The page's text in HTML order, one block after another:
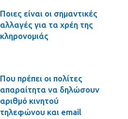
Ποιες είναι οι σημαντικές
αλλαγές για τα χρέη της
κληρονομιάς
Που πρέπει οι πολίτες
απαραίτητα να δηλώσουν
αριθμό κινητού
τηλεφώνου και email